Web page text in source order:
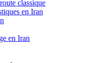
classique
en Iran
en Iran